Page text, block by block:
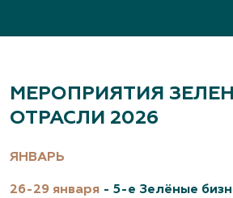
МЕРОПРИЯТИЯ
ОТРАСЛИ 2026
ЯНВАРЬ
26-29 января - 5-е Зелёные